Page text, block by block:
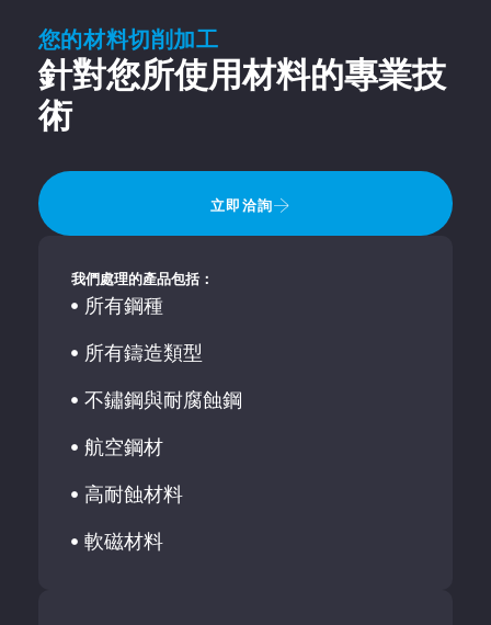
您的材料切削加工
針對您所使用材料的專業技
術
立即洽詢
我們處理的產品包括：
所有鋼種
所有鑄造類型
不鏽鋼與耐腐蝕鋼
航空鋼材
高耐蝕材料
軟磁材料